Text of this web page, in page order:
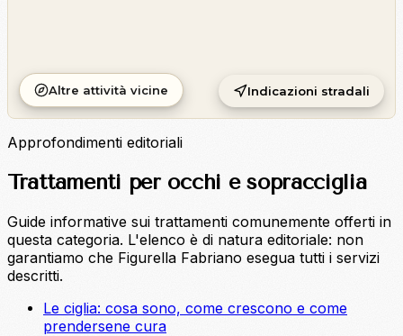
Altre attività vicine Indicazioni stradali
Approfondimenti editoriali
Trattamenti per occhi e sopracciglia
Guide informative sui trattamenti comunemente offerti in
questa categoria. L'elenco è di natura editoriale: non
garantiamo che Figurella Fabriano esegua tutti i servizi
descritti.
Le ciglia: cosa sono, come crescono e come
prendersene cura